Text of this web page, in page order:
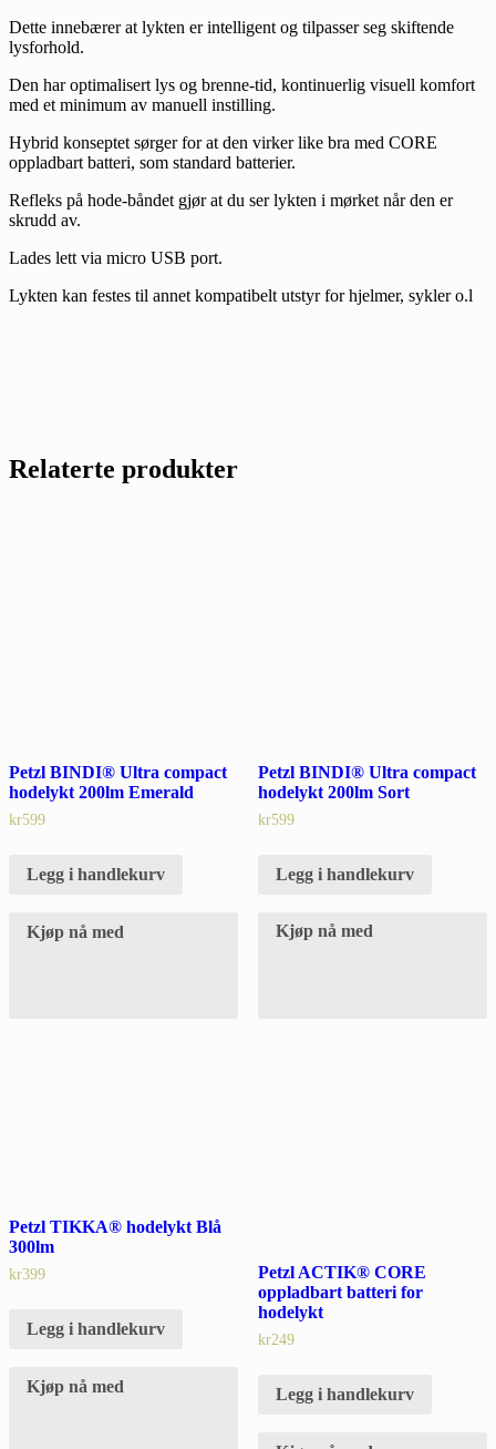
Dette innebærer at lykten er intelligent og tilpasser seg skiftende
lysforhold.
Den har optimalisert lys og brenne-tid, kontinuerlig visuell komfort
med et minimum av manuell instilling.
Hybrid konseptet sørger for at den virker like bra med CORE
oppladbart batteri, som standard batterier.
Refleks på hode-båndet gjør at du ser lykten i mørket når den er
skrudd av.
Lades lett via micro USB port.
Lykten kan festes til annet kompatibelt utstyr for hjelmer, sykler o.l
Relaterte produkter
Petzl BINDI® Ultra compact
hodelykt 200lm Emerald
kr599
Legg i handlekurv
Kjøp nå med
Petzl BINDI® Ultra compact
hodelykt 200lm Sort
kr599
Legg i handlekurv
Kjøp nå med
Petzl TIKKA® hodelykt Blå
300lm
kr399
Legg i handlekurv
Kjøp nå med
Petzl ACTIK® CORE
oppladbart batteri for
hodelykt
kr249
Legg i handlekurv